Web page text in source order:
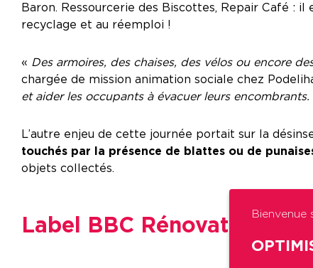
Baron. Ressourcerie des Biscottes, Repair Café :
recyclage et au réemploi !
« Des armoires, des chaises, des vélos ou encore
chargée de mission animation sociale chez
et aider les occupants à évacuer leurs encombrants.
L’autre enjeu de cette journée portait sur la
touchés par la présence de blattes ou de
objets collectés.
Label BBC Rénovation en
Bienvenue